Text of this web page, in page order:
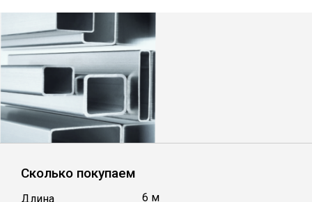
Уголок
Швеллер
Квадрат
Полоса
Сколько покупаем
Длина 6 м